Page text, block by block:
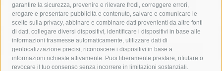
garantire la sicurezza, prevenire e rilevare frodi, correggere errori,
erogare e presentare pubblicità e contenuto, salvare e comunicare le
scelte sulla privacy, abbinare e combinare dati provenienti da altre fonti
di dati, collegare diversi dispositivi, identificare i dispositivi in base alle
informazioni trasmesse automaticamente, utilizzare dati di
geolocalizzazione precisi, riconoscere i dispositivi in base a
informazioni richieste attivamente. Puoi liberamente prestare, rifiutare o
revocare il tuo consenso senza incorrere in limitazioni sostanziali.
fondazione sorrento
gori guardia costiera
incidente
lavori
lorenzo balducelli mare
massa lubrense
massimo coppola
Meta napoli
ordinanza
penisola sorrentina
piano di sorrento
polizia municipale
protezione civile
Regione Campania
sant'agnello